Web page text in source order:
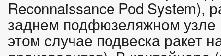
Reconnaissance Pod System),
заднем подфюзеляжном узле
этом случае подвеска ракет